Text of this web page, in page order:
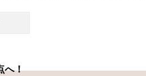
へ！